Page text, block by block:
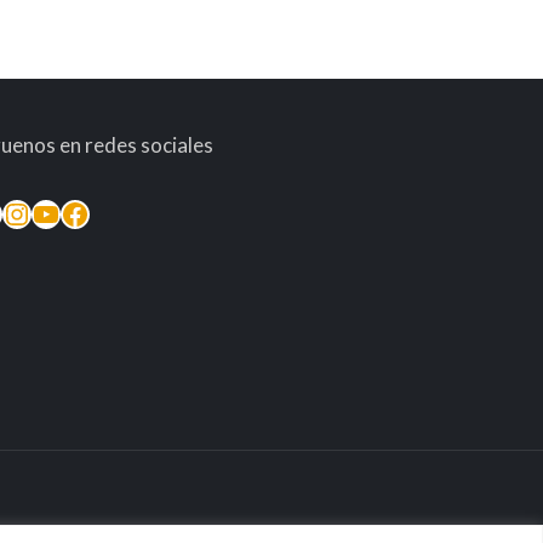
en redes sociales
Instagram
YouTube
Facebook